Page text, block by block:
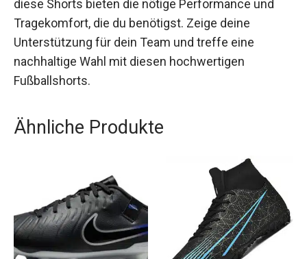
diese Shorts bieten die nötige Performance und
Tragekomfort, die du benötigst. Zeige deine
Unterstützung für dein Team und treffe eine
nachhaltige Wahl mit diesen hochwertigen
Fußballshorts.
Ähnliche Produkte